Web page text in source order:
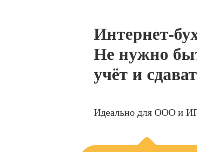
Интернет-
Не нужно
учёт и
Идеально для ООО и